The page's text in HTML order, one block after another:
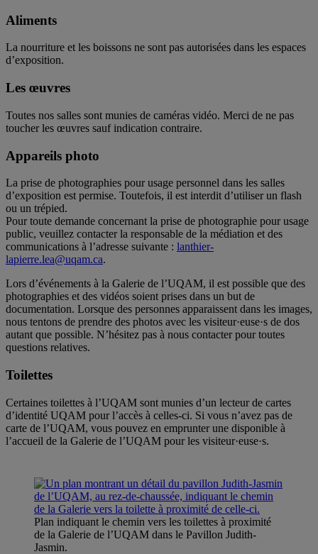
Aliments
La nourriture et les boissons ne sont pas autorisées dans les espaces
d’exposition.
Les œuvres
Toutes nos salles sont munies de caméras vidéo. Merci de ne pas
toucher les œuvres sauf indication contraire.
Appareils photo
La prise de photographies pour usage personnel dans les salles
d’exposition est permise. Toutefois, il est interdit d’utiliser un flash
ou un trépied.
Pour toute demande concernant la prise de photographie pour usage
public, veuillez contacter la responsable de la médiation et des
communications à l’adresse suivante : lanthier-
lapierre.lea@uqam.ca.
Lors d’événements à la Galerie de l’UQAM, il est possible que des
photographies et des vidéos soient prises dans un but de
documentation. Lorsque des personnes apparaissent dans les images,
nous tentons de prendre des photos avec les visiteur·euse·s de dos
autant que possible. N’hésitez pas à nous contacter pour toutes
questions relatives.
Toilettes
Certaines toilettes à l’UQAM sont munies d’un lecteur de cartes
d’identité UQAM pour l’accès à celles-ci. Si vous n’avez pas de
carte de l’UQAM, vous pouvez en emprunter une disponible à
l’accueil de la Galerie de l’UQAM pour les visiteur·euse·s.
Plan indiquant le chemin vers les toilettes à proximité
de la Galerie de l’UQAM dans le Pavillon Judith-
Jasmin.